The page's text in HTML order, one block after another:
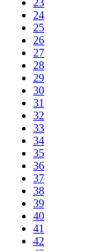
24
25
26
27
28
29
30
31
32
33
34
35
36
37
38
39
40
41
42